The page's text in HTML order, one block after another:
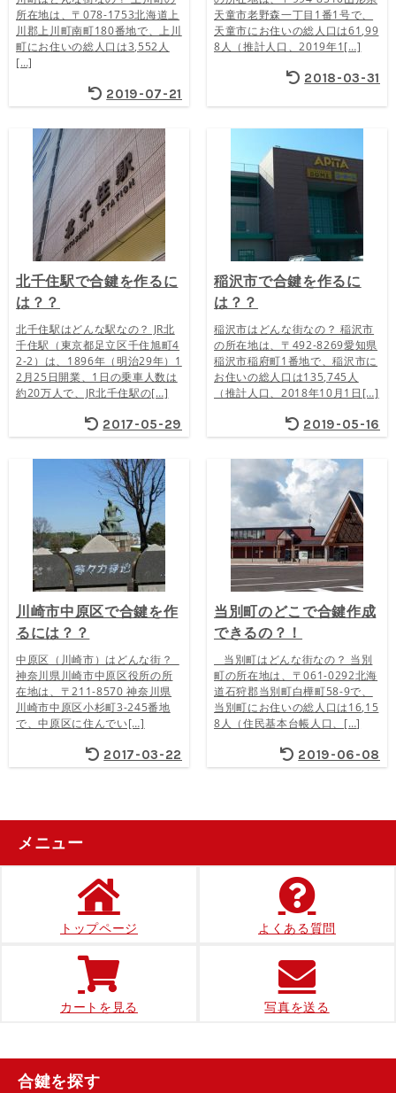
所在地は、〒078-1753北海道上
川郡上川町南町180番地で、上川
町にお住いの総人口は3,552人
[…]
2019-07-21
天童市老野森一丁目1番1号で、
天童市にお住いの総人口は61,99
8人（推計人口、2019年1[…]
2018-03-31
北千住駅で合鍵を作るに
は？？
北千住駅はどんな駅なの？ JR北
千住駅（東京都足立区千住旭町4
2-2）は、1896年（明治29年）1
2月25日開業、1日の乗車人数は
約20万人で、JR北千住駅の[…]
2017-05-29
稲沢市で合鍵を作るに
は？？
稲沢市はどんな街なの？ 稲沢市
の所在地は、〒492-8269愛知県
稲沢市稲府町1番地で、稲沢市に
お住いの総人口は135,745人
（推計人口、2018年10月1日[…]
2019-05-16
川崎市中原区で合鍵を作
るには？？
中原区（川崎市）はどんな街？
神奈川県川崎市中原区役所の所
在地は、〒211-8570 神奈川県
川崎市中原区小杉町3-245番地
で、中原区に住んでい[…]
2017-03-22
当別町のどこで合鍵作成
できるの？！
当別町はどんな街なの？ 当別
町の所在地は、〒061-0292北海
道石狩郡当別町白樺町58-9で、
当別町にお住いの総人口は16,15
8人（住民基本台帳人口、[…]
2019-06-08
メニュー
トップページ よくある質問
カートを見る 写真を送る
合鍵を探す